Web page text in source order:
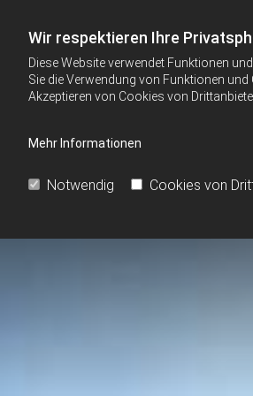
Wir respektieren Ihre
Diese Website verwendet Funktionen
Sie die Verwendung von Funktionen
Akzeptieren von Cookies von
Mehr Informationen
Notwendig Cookies von